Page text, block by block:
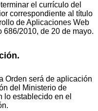
el currículo del
correspondiente al título
de Aplicaciones Web
2010, de 20 de mayo.
Orden será de aplicación
del Ministerio de
lo establecido en el